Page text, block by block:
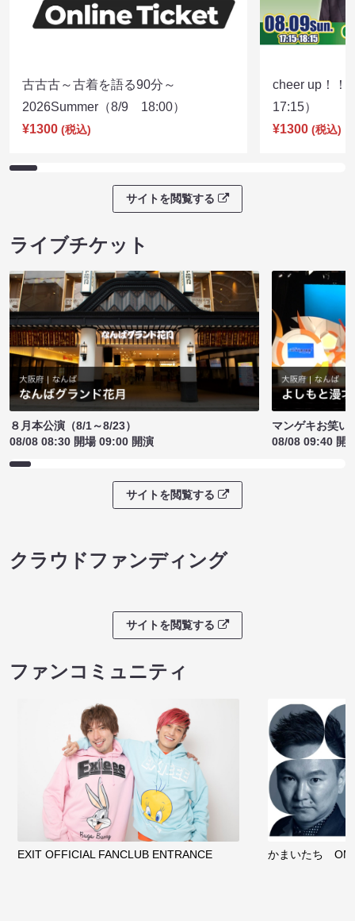
古古古～古着を語る90分～
2026Summer（8/9 18:00）
¥1300 (税込)
cheer up！
17:15）
¥1300 (税込)
サイトを閲覧する
ライブチケット
８月本公演（8/1～8/23）
08/08 08:30 開場 09:00 開演
マンゲキお笑い
08/08 09:40 開
サイトを閲覧する
クラウドファンディング
サイトを閲覧する
ファンコミュニティ
EXIT OFFICIAL FANCLUB ENTRANCE かまいたち